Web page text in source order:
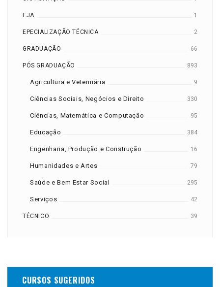
EJA 1
EPECIALIZAÇÃO TÉCNICA 2
GRADUAÇÃO 66
PÓS GRADUAÇÃO 893
Agricultura e Veterinária 9
Ciências Sociais, Negócios e Direito 330
Ciências, Matemática e Computação 95
Educação 384
Engenharia, Produção e Construção 16
Humanidades e Artes 79
Saúde e Bem Estar Social 295
Serviços 42
TÉCNICO 39
CURSOS SUGERIDOS